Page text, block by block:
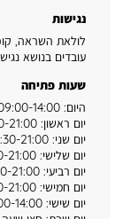
נגישות
לולאת השראה,
עובדים בנושא
שעות פתיחה
היום: 09:00-14:00
יום ראשון: 09:30-21:00
יום שני: 09:30-21:00
יום שלישי: 09:30-21:00
יום רביעי: 09:30-21:00
יום חמישי: 09:30-21:00
יום שישי: 09:00-14:00